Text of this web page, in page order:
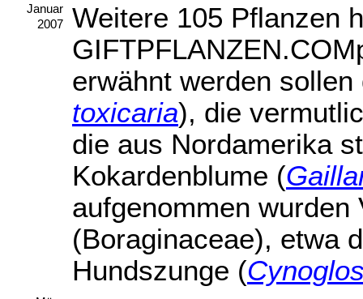
Januar
2007
Weitere 105 Pflanzen
erwähnt werden
toxicaria), die
die aus Nordamerika
Kokardenblume (
aufgenommen
(Boraginaceae), etwa
Hundszunge (